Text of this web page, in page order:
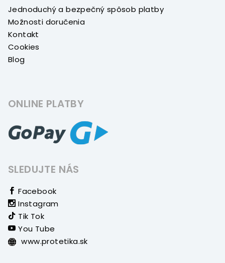
Jednoduchý a bezpečný spôsob platby
Možnosti doručenia
Kontakt
Cookies
Blog
ONLINE PLATBY
SLEDUJTE NÁS
Facebook
Instagram
Tik Tok
You Tube
www.protetika.sk